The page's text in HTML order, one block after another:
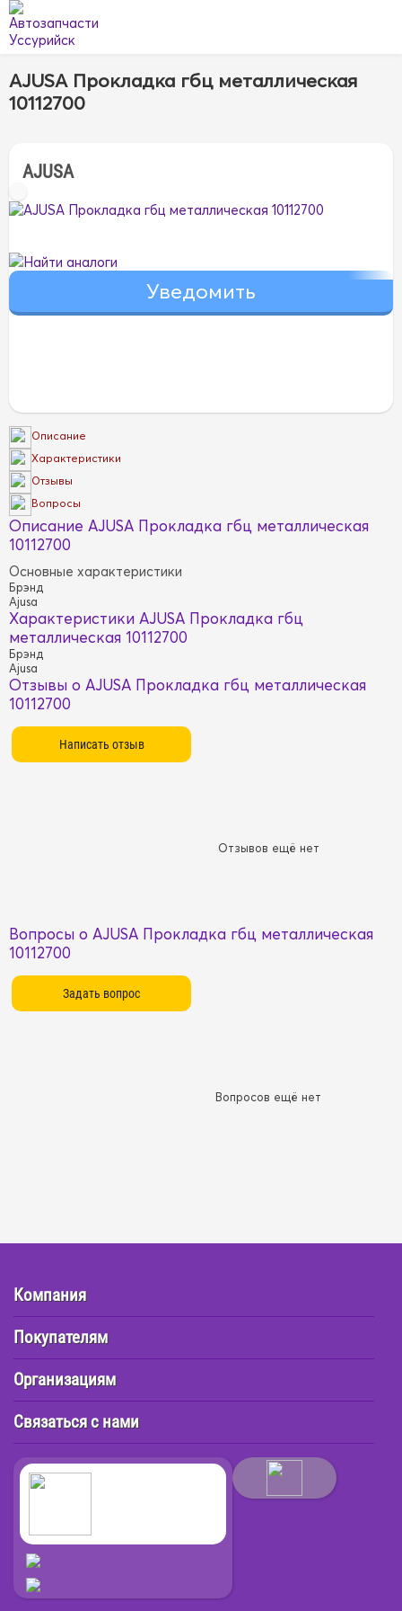
AJUSA Прокладка гбц металлическая
10112700
AJUSA
Найти аналоги
Описание
Характеристики
Отзывы
Вопросы
Описание AJUSA Прокладка гбц металлическая
10112700
Основные характеристики
Брэнд
Ajusa
Характеристики AJUSA Прокладка гбц
металлическая 10112700
Брэнд
Ajusa
Отзывы о AJUSA Прокладка гбц металлическая
10112700
Отзывов ещё нет
Вопросы о AJUSA Прокладка гбц металлическая
10112700
Вопросов ещё нет
Компания
Покупателям
Организациям
Связаться с нами